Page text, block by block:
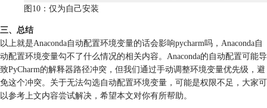
图10：仅为自己安装
三、总结
以上就是Anaconda自动配置环境变量的话会影响pycharm吗，Anaconda自
动配置环境变量勾不了什么情况的相关内容。Anaconda的自动配置可能导
致PyCharm的解释器路径冲突，但我们通过手动调整环境变量优先级，避
免这个冲突。关于无法勾选自动配置环境变量，可能是权限不足，大家可
以参考上文内容尝试解决，希望本文对你有所帮助。